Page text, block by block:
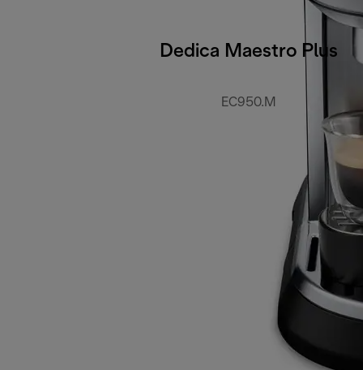
Dedica Maestro Plus
EC950.M